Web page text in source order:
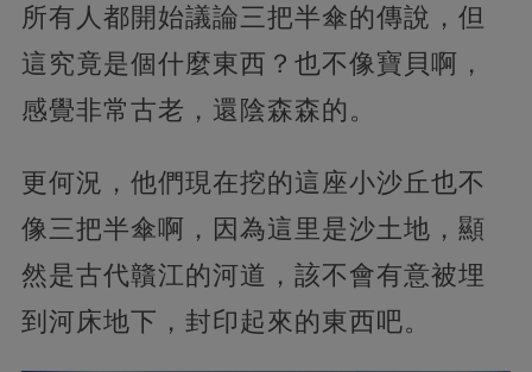
所有人都開始議論三把半傘的傳說，但
這究竟是個什麼東西？也不像寶貝啊，
感覺非常古老，還陰森森的。
更何況，他們現在挖的這座小沙丘也不
像三把半傘啊，因為這里是沙土地，顯
然是古代贛江的河道，該不會有意被埋
到河床地下，封印起來的東西吧。